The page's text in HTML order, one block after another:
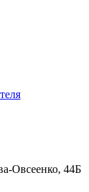
Овсеенко, 44Б